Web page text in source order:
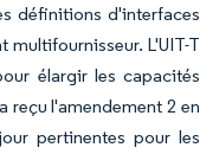
définitions d'interfaces
multifournisseur. L'UIT-T
élargir les capacités
reçu l'amendement 2 en
pertinentes pour les